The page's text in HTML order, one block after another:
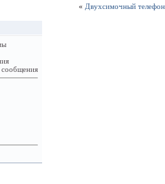
« Двухсимочный
сообщения